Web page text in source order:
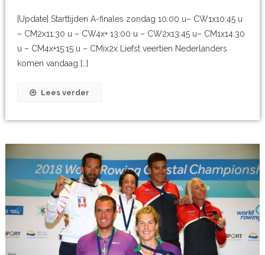
[Update] Starttijden A-finales zondag 10:00 u– CW1x10:45 u
– CM2x11:30 u – CW4x+ 13:00 u – CW2x13:45 u– CM1x14:30
u – CM4x+15:15 u – CMix2x Liefst veertien Nederlanders
komen vandaag […]
Lees verder